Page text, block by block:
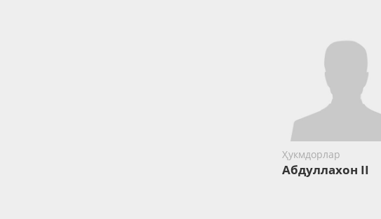
Ҳукмдорлар
Абдуллахон II